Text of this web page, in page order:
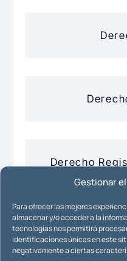
Gestionar
Para ofrecer las mejores
almacenar y/o acceder a la
tecnologías nos permitirá
identificaciones únicas en este
negativamente a ciertas
Derecho